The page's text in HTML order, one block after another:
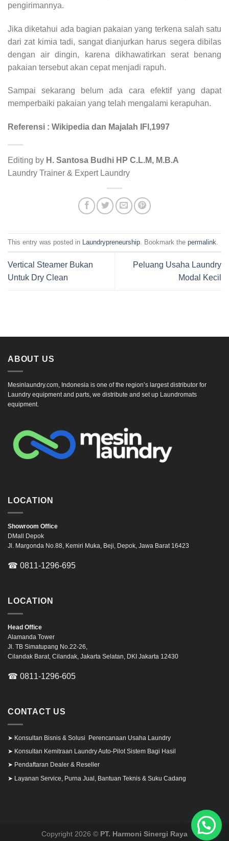
pengirimannya.
Jika diketahui ada bagian pakaian yang terkena salah satu
dari zat kimia tadi, sangat dianjurkan harus segera dibilas
dengan air dingin, karena dikhawatirkan serat benang
pakaian tersebut akan cepat menjadi rapuh.
Sampai sekarang belum ada cara efektif yang dapat
memperbaiki pakaian yang telah mengalami kerapuhan.
Referensi : Wikipedia dan Majalah IFI,1997
Editing by H. Santosa Budhi HP C.L.M, M.B.A
Laundry Trainer & Expert Laundry
This entry was posted in Laundrypreneurship . Bookmark the permalink
Vertical Steamer Bukan
Untuk Dry Clean
Peluang Usaha Laundry
Modal Kecil
ABOUT US
Mesinlaundry.com, Indonesia is one of the region’s largest distributor for
Laundry equipment and parts, we distribute and set up Laundromats
equipment.
LOCATION
Showroom Office
DMall Depok
Jl. Margonda No.88, Kemiri Muka, Beji, Depok, Jawa Barat 16423
☎ 0811-1296-695
LOCATION
Head Office
Alamanda Tower
Jl. TB Simatupang No.22-26,
Cilandak Barat, Cilandak, Jakarta Selatan, DKI Jakarta 12430
☎ 0811-1296-605
CONTACT US
➤ Konsultan Bisnis & Solusi Perencanaan Usaha Laundry
➤ Konsultan Kemitraan Laundry Auto-Pilot Sistem Bagi Hasil
➤ Pendaftaran Dealer & Reseller
➤ Layanan Service, Purna Jual, Bantuan Teknis & Suku Cadang
Copyright 2026 © PT. Harmoni Sinergi Raya